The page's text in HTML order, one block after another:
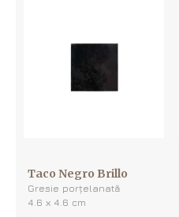
Taco Negro Brillo
Gresie porțelanată
4.6 х 4.6 cm